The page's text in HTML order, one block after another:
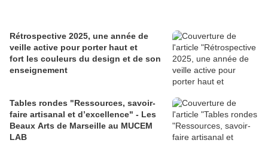
Rétrospective 2025, une année de
veille active pour porter haut et
fort les couleurs du design et de son
enseignement
Tables rondes "Ressources, savoir-
faire artisanal et d’excellence" - Les
Beaux Arts de Marseille au MUCEM
LAB